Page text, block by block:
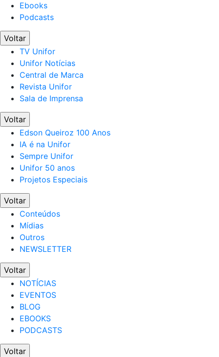
Ebooks
Podcasts
Voltar
TV Unifor
Unifor Notícias
Central de Marca
Revista Unifor
Sala de Imprensa
Voltar
Edson Queiroz 100 Anos
IA é na Unifor
Sempre Unifor
Unifor 50 anos
Projetos Especiais
Voltar
Conteúdos
Mídias
Outros
NEWSLETTER
Voltar
NOTÍCIAS
EVENTOS
BLOG
EBOOKS
PODCASTS
Voltar